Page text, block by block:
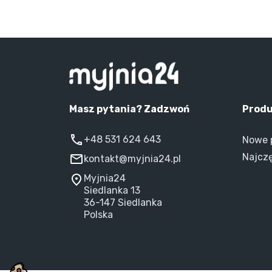
Masz pytania? Zadzwoń
+48 531 624 643
kontakt@myjnia24.pl
Myjnia24
Siedlanka 13
36-147 Siedlanka
Polska
Nowe